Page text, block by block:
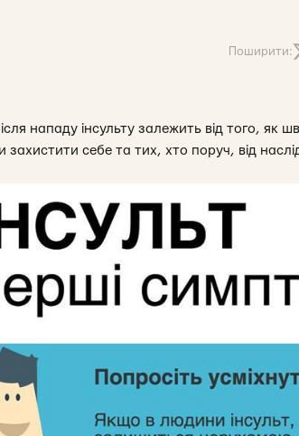
Поширити:
нападу інсульту залежить від того,
захистити себе та тих, хто поруч, від